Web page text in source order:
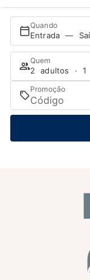
Quando
Entrada —
Quem
2 adultos · 1
Promoção